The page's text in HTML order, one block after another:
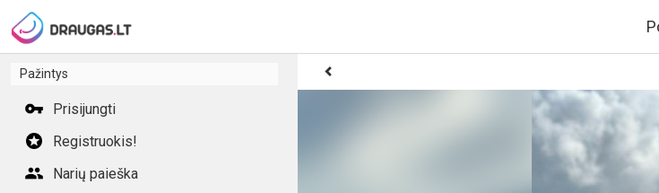
Pažintys
Prisijungti
Registruokis!
Narių paieška